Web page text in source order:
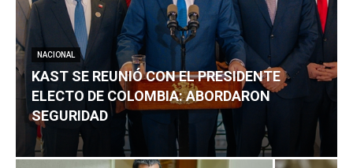
NACIONAL
KAST SE REUNIÓ CON EL PRESIDENTE
ELECTO DE COLOMBIA: ABORDARON
SEGURIDAD